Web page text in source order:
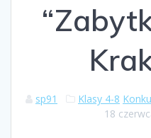
sp91 Klasy 4-8
18